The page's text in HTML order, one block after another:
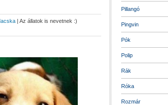
| Az állatok is nevetnek :)
Pillangó
Pingvin
Pók
Polip
Rák
Róka
Rozmár